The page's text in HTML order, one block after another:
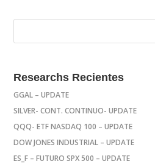
Researchs Recientes
GGAL – UPDATE
SILVER- CONT. CONTINUO- UPDATE
QQQ- ETF NASDAQ 100 – UPDATE
DOW JONES INDUSTRIAL – UPDATE
ES_F – FUTURO SPX 500 – UPDATE